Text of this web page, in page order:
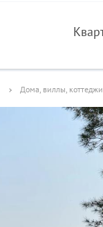
Дома, виллы, коттеджи